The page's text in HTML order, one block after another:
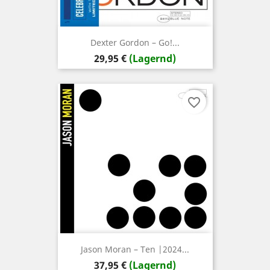
Dexter Gordon – Go!...
Preis
29,95 € (Lagernd)
Jason Moran – Ten |2024...
Preis
37,95 € (Lagernd)
favorite_border